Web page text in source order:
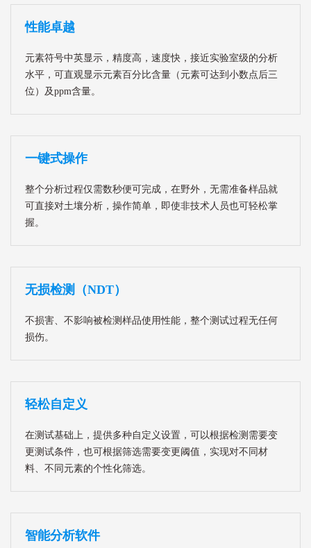
性能卓越
元素符号中英显示，精度高，速度快，接近实验室级的分析
水平，可直观显示元素百分比含量（元素可达到小数点后三
位）及ppm含量。
一键式操作
整个分析过程仅需数秒便可完成，在野外，无需准备样品就
可直接对土壤分析，操作简单，即使非技术人员也可轻松掌
握。
无损检测（NDT）
不损害、不影响被检测样品使用性能，整个测试过程无任何
损伤。
轻松自定义
在测试基础上，提供多种自定义设置，可以根据检测需要变
更测试条件，也可根据筛选需要变更阈值，实现对不同材
料、不同元素的个性化筛选。
智能分析软件